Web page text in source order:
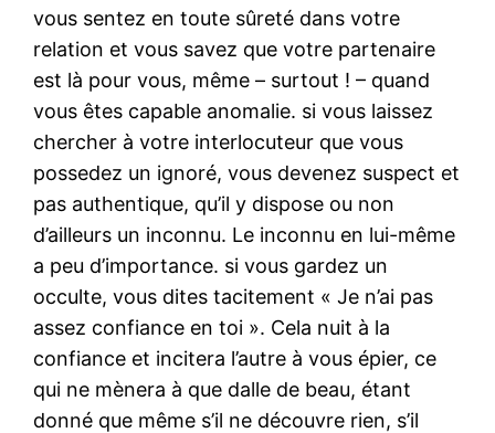
vous sentez en toute sûreté dans votre
relation et vous savez que votre partenaire
est là pour vous, même – surtout ! – quand
vous êtes capable anomalie. si vous laissez
chercher à votre interlocuteur que vous
possedez un ignoré, vous devenez suspect et
pas authentique, qu’il y dispose ou non
d’ailleurs un inconnu. Le inconnu en lui-même
a peu d’importance. si vous gardez un
occulte, vous dites tacitement « Je n’ai pas
assez confiance en toi ». Cela nuit à la
confiance et incitera l’autre à vous épier, ce
qui ne mènera à que dalle de beau, étant
donné que même s’il ne découvre rien, s’il